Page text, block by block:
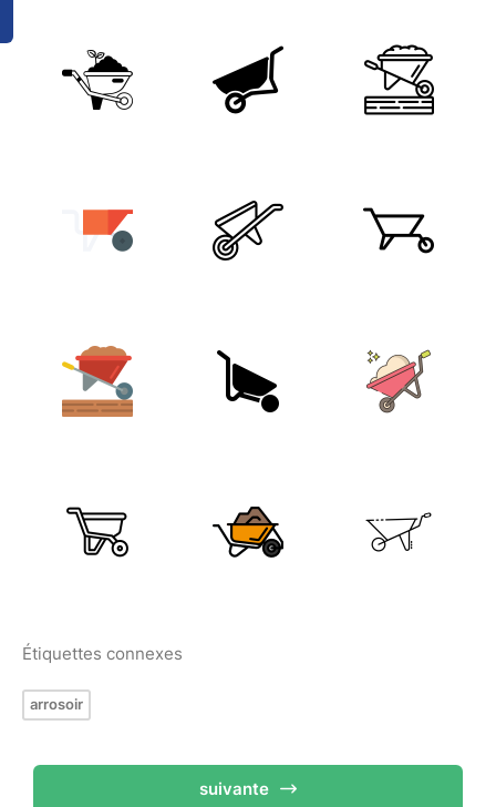
Étiquettes connexes
arrosoir
suivante